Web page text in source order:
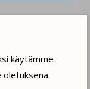
x 1270 mm
käytämme